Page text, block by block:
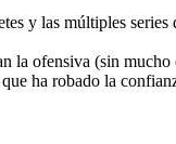
y las múltiples
la ofensiva (sin mucho
ha robado la